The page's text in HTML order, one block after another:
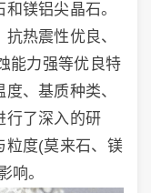
镁铝尖晶石。
热震性优良、
能力强等优良特
、基质种类、
行了深入的研
粒度(莫来石、镁
响。